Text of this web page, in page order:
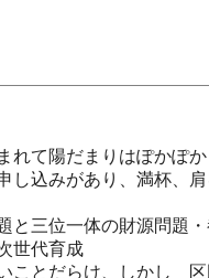
て陽だまりはぽかぽか
込みがあり、満杯、
三位一体の財源問題
世代育成
とだらけ、しかし